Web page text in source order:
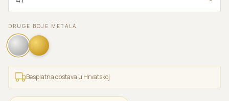
DRUGE BOJE METALA
Besplatna dostava u Hrvatskoj